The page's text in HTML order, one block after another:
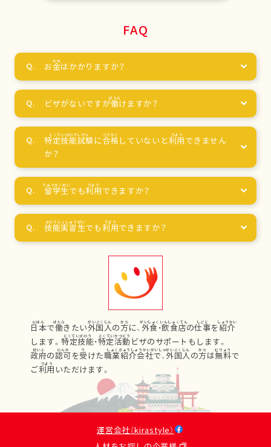
FAQ
お金はかかりますか？
ビザがないですが働けますか？
特定技能試験に合格 していないと利用 できません
か？
留学生でも利用 できますか？
技能実習生でも利用できますか？
日本で働きたい外国人の方に、 外食 ・飲食店の仕事を紹介
します。特定技能・特定活動 ビザのサポートもします。
政府の認可を受けた職業紹介会社で、 外国人の方は無料で
ご利用 いただけます。
運営会社（kirastyle）